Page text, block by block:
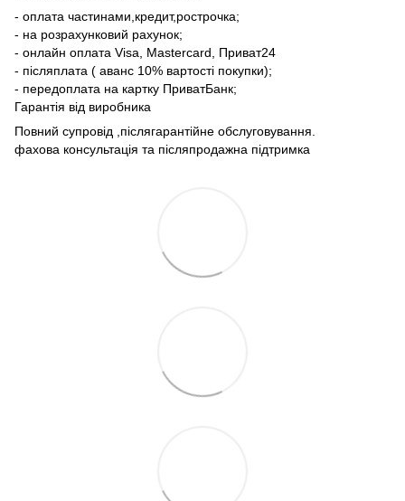
- оплата частинами,кредит,рострочка;
- на розрахунковий рахунок;
- онлайн оплата Visa, Mastercard, Приват24
- післяплата ( аванс 10% вартості покупки);
- передоплата на картку ПриватБанк;
Гарантія від виробника
Повний супровід ,післягарантійне обслуговування.
фахова консультація та післяпродажна підтримка